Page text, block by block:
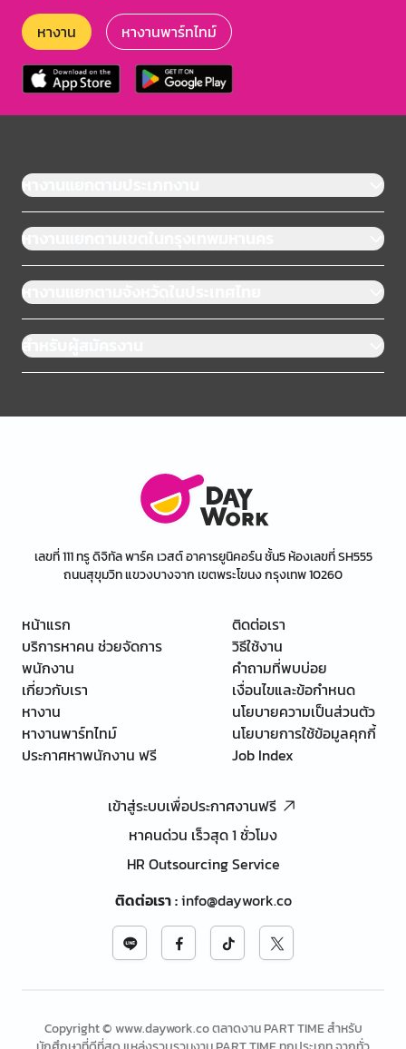
หางาน หางานพาร์ทไทม์
หางานแยกตามประเภทงาน
หางานแยกตามเขตในกรุงเทพมหานคร
หางานแยกตามจังหวัดในประเทศไทย
สำหรับผู้สมัครงาน
เลขที่ 111 ทรู ดิจิทัล พาร์ค เวสต์ อาคารยูนิคอร์น ชั้น5 ห้องเลขที่ SH555
ถนนสุขุมวิท แขวงบางจาก เขตพระโขนง กรุงเทพ 10260
หน้าแรก
บริการหาคน ช่วยจัดการ
พนักงาน
เกี่ยวกับเรา
หางาน
หางานพาร์ทไทม์
ประกาศหาพนักงาน ฟรี
ติดต่อเรา
วิธีใช้งาน
คำถามที่พบบ่อย
เงื่อนไขและข้อกำหนด
นโยบายความเป็นส่วนตัว
นโยบายการใช้ข้อมูลคุกกี้
Job Index
เข้าสู่ระบบเพื่อประกาศงานฟรี
หาคนด่วน เร็วสุด 1 ชั่วโมง
HR Outsourcing Service
ติดต่อเรา:info@daywork.co
Copyright © www.daywork.co ตลาดงาน PART TIME สำหรับ